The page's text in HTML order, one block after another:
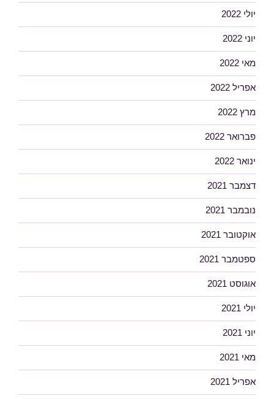
יולי 2022
יוני 2022
מאי 2022
אפריל 2022
מרץ 2022
פברואר 2022
ינואר 2022
דצמבר 2021
נובמבר 2021
אוקטובר 2021
ספטמבר 2021
אוגוסט 2021
יולי 2021
יוני 2021
מאי 2021
אפריל 2021